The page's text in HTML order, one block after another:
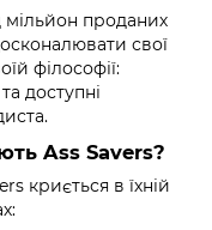
проданих
свої
філософії:
доступні
Ass Savers?
криється в їхній